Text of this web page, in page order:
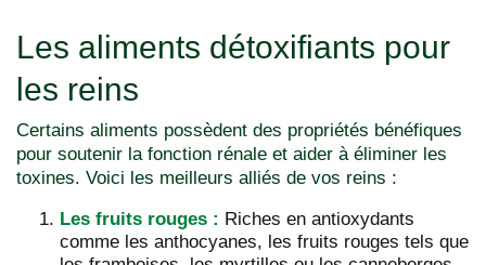
Les aliments détoxifiants pour
les reins
Certains aliments possèdent des propriétés bénéfiques
pour soutenir la fonction rénale et aider à éliminer les
toxines. Voici les meilleurs alliés de vos reins :
Les fruits rouges : Riches en antioxydants
comme les anthocyanes, les fruits rouges tels que